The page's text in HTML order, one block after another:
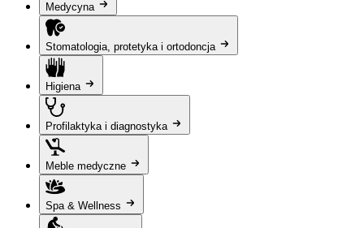
Medycyna
Stomatologia, protetyka i ortodoncja
Higiena
Profilaktyka i diagnostyka
Meble medyczne
Spa & Wellness